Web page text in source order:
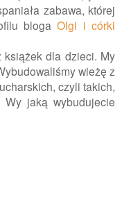
zabawa, której
blogaOlgi i córki
dla dzieci. My
wieżę z
czyli takich,
Wy jaką wybudujecie